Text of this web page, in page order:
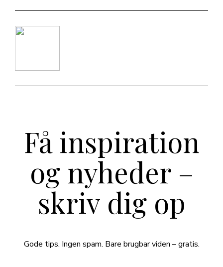
Få inspiration
og nyheder –
skriv dig op
Gode tips. Ingen spam. Bare brugbar viden – gratis.